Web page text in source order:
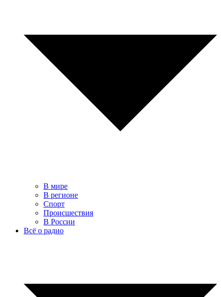
В мире
В регионе
Спорт
Происшествия
В России
Всё о радио